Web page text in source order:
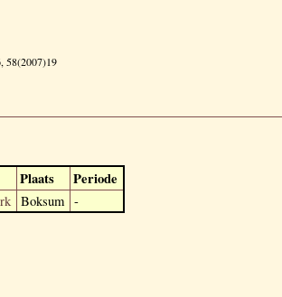
58(2007)19
Plaats Periode
Boksum -